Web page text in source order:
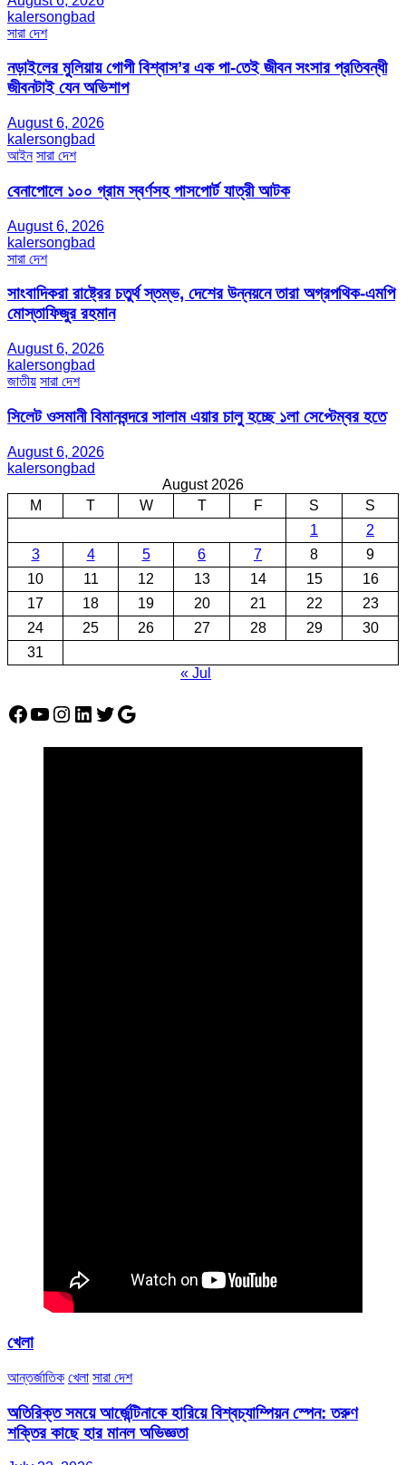
kalersongbad
সারা দেশ
নড়াইলের মুলিয়ায় গোপী বিশ্বাস’র এক পা-তেই জীবন সংসার প্রতিবন্ধী
জীবনটাই যেন অভিশাপ
August 6, 2026
kalersongbad
আইন সারা দেশ
বেনাপোলে ১০০ গ্রাম স্বর্ণসহ পাসপোর্ট যাত্রী আটক
August 6, 2026
kalersongbad
সারা দেশ
সাংবাদিকরা রাষ্ট্রের চতুর্থ স্তম্ভ, দেশের উন্নয়নে তারা অগ্রপথিক-এমপি
মোস্তাফিজুর রহমান
August 6, 2026
kalersongbad
জাতীয় সারা দেশ
সিলেট ওসমানী বিমানবন্দরে সালাম এয়ার চালু হচ্ছে ১লা সেপ্টেম্বর হতে
August 6, 2026
kalersongbad
August 2026
M
T W T F S
S
1
2
3
4 5 6 7 8
9
10
11 12 13 14 15
16
17
18 19 20 21 22
23
24
25 26 27 28 29
30
31
« Jul
Facebook
YouTube
Instagram
LinkedIn
Twitter
Google
খেলা
আন্তর্জাতিক খেলা সারা দেশ
অতিরিক্ত সময়ে আর্জেন্টিনাকে হারিয়ে বিশ্বচ্যাম্পিয়ন স্পেন: তরুণ
শক্তির কাছে হার মানল অভিজ্ঞতা